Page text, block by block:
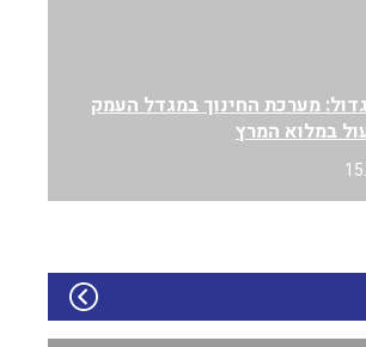
מערכת החינוך במגדל העמק
במלוא המרץ